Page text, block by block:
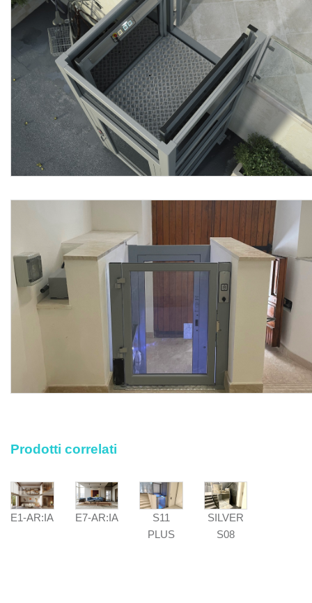
extracorsa elettrico; portata massima versioni 80, 160 e
200: 350, 300 e 400 kg; corsa versione 80: da 495 a 800
mm; corsa versione 160: da 1.010 a 1.600 mm; corsa
versione 200: da 940 a 2.000 mm; tensione di linea: 230 V
± 5%, AC - 50 Hz monofase; profondità fossa (mm): 220
(versione 80), 325 (versione 160) e 360 (versione 200);
dimensioni utili pedana: da 1.260 x 810 (min) a 1.400 x
1.110 (max) mm con altre 12 combinazioni intermedie;
colore verniciatura: RAL 7040; potenza motore: 0.6 Kw;
velocità massima: 0,06 m/sec; circuito ausiliario: 24V-dc;
microinterruttori: IP65; scatola elettrica: IP54; condizioni
Europea 2014/35 Bassa Tensione, Direttiva Europea
2014/30 Compatibilità Elettromagnetica, Direttiva Europea
42/2006 Direttiva Macchine, norma D.Lgs. 17 dd.
19.02.2010.
L’esecuzione in opera dovrà essere conforme a quanto
contenuto nel progetto esecutivo nel rispetto delle
indicazioni, prescrizioni e disposizioni tecniche del
Sono esclusi dal prezzo la formazione del basamento e
delle eventuali murature portanti laterali, la
porta e cancelletto automatici, le pareti e cancello in
policarbonato fume, il radiocomando a muro e/o a colonna,
rampa fissa per migliorare l’accesso alla pedana qualora
fino al quadro Vimec con conduttori di sezione minima di
2,5 mm² sezionabile con interruttore magnetotermico
Prodotti correlati
E1-AR:IA E7-AR:IA
S11
PLUS
SILVER
S08